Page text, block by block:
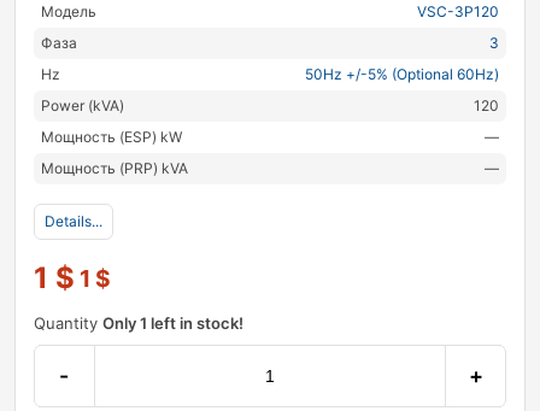
Модель
VSC-3P120
Фаза
3
Hz
50Hz +/-5% (Optional 60Hz)
Power (kVA)
120
Мощность (ESP) kW
—
Мощность (PRP) kVA
—
Details...
1 $ 1 $
Quantity Only 1 left in stock!
- +